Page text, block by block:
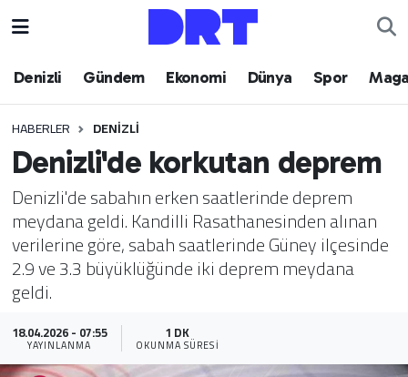
Denizli Gündem Ekonomi Dünya Spor
HABERLER DENIZLI
Denizli'de korkutan deprem
Denizli'de sabahın erken saatlerinde deprem
meydana geldi. Kandilli Rasathanesinden alınan
verilerine göre, sabah saatlerinde Güney ilçesinde
2.9 ve 3.3 büyüklüğünde iki deprem meydana
geldi.
18.04.2026 - 07:55
YAYINLANMA
1 DK
OKUNMA SÜRESI
Denizli
Ekonomi
Dünya
Spor
Magazin
Teknoloji
Hava Durumu
Trafik Durumu
Puan Durumu ve Fikstür
Tüm Manşetler
Son Dakika Haberleri
Haber Arşivi